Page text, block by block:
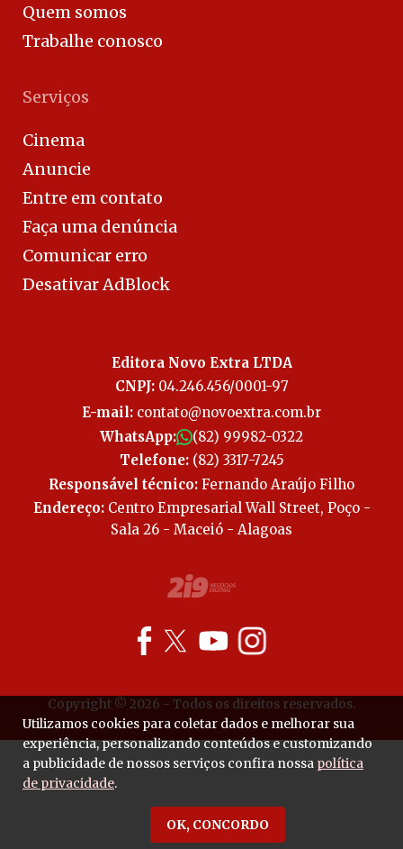
Quem somos
Trabalhe conosco
Serviços
Cinema
Anuncie
Entre em contato
Faça uma denúncia
Comunicar erro
Desativar AdBlock
Editora Novo Extra LTDA
CNPJ:04.246.456/0001-97
E-mail: contato@novoextra.com.br
WhatsApp:
(82) 99982-0322
Telefone:(82) 3317-7245
Responsável técnico: Fernando Araújo Filho
Endereço:Centro Empresarial Wall Street, Poço -
Sala 26 - Maceió - Alagoas
Copyright © 2026 - Todos os direitos reservados.
Utilizamos cookies para coletar dados e melhorar sua
experiência, personalizando conteúdos e customizando
a publicidade de nossos serviços confira nossa política
de privacidade.
OK, CONCORDO